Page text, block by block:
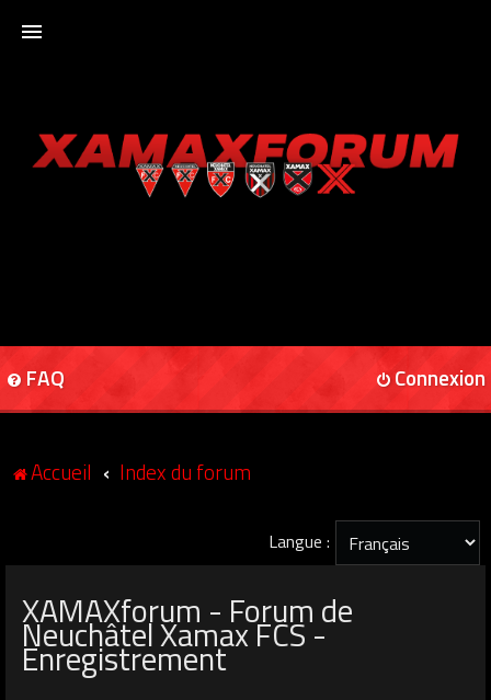
XAMAXFORUM
FAQ Connexion
Accueil Index du forum
Langue :
XAMAXforum - Forum de
Neuchâtel Xamax FCS -
Enregistrement